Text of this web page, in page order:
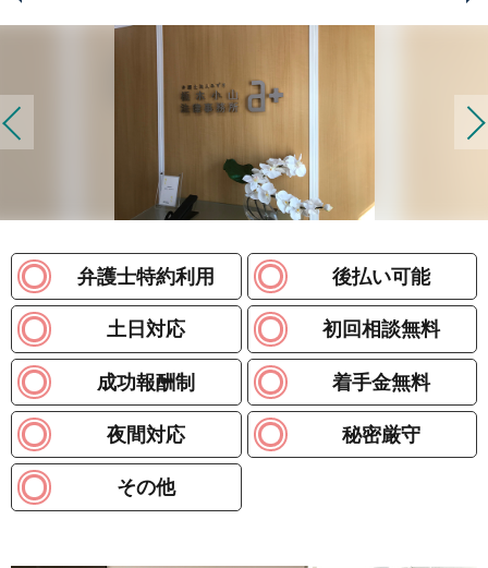
弁護士特約利用 後払い可能
土日対応 初回相談無料
成功報酬制 着手金無料
夜間対応 秘密厳守
その他